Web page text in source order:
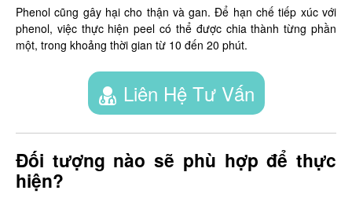
Phenol cũng gây hại cho thận và gan. Để hạn chế tiếp xúc với
phenol, việc thực hiện peel có thể được chia thành từng phần
một, trong khoảng thời gian từ 10 đến 20 phút.
Liên Hệ Tư Vấn
Đối tượng nào sẽ phù hợp để thực
hiện?